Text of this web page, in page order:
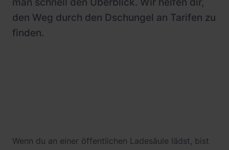
Set-Angebote
Ladekabel
den Weg durch den Dschungel an Tarifen zu
finden.
Wenn du an einer öffentlichen Ladesäule lädst, bist